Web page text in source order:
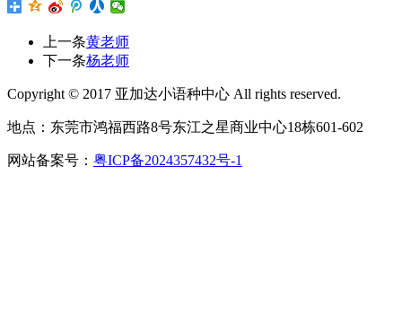
上一条黄老师
下一条杨老师
Copyright © 2017 亚加达小语种中心 All rights reserved.
地点：东莞市鸿福西路8号东江之星商业中心18栋601-602
网站备案号： 粤ICP备2024357432号-1